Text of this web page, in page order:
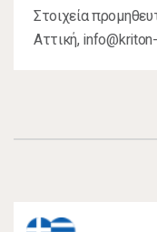
Στοιχεία
Αττική,